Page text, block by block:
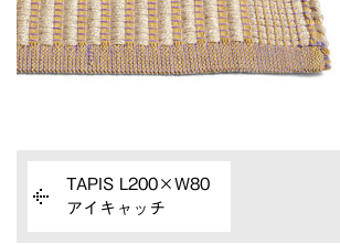
TAPIS L200×W80
アイキャッチ